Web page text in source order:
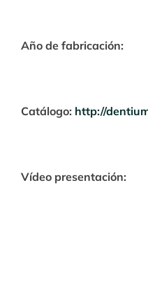
Año de fabricación:
Catálogo: http://
Vídeo presentación: